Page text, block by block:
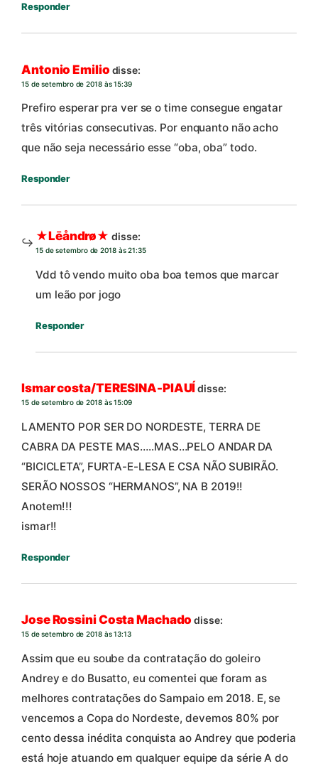
Responder
Antonio Emilio disse:
15 de setembro de 2018 às 15:39
Prefiro esperar pra ver se o time consegue engatar
três vitórias consecutivas. Por enquanto não acho
que não seja necessário esse “oba, oba” todo.
Responder
★Lēåndrø★ disse:
15 de setembro de 2018 às 21:35
Vdd tô vendo muito oba boa temos que marcar
um leão por jogo
Responder
Ismar costa/TERESINA-PIAUÍdisse:
15 de setembro de 2018 às 15:09
LAMENTO POR SER DO NORDESTE, TERRA DE
CABRA DA PESTE MAS…..MAS…PELO ANDAR DA
“BICICLETA”, FURTA-E-LESA E CSA NÃO SUBIRÃO.
SERÃO NOSSOS “HERMANOS”, NA B 2019!!
Anotem!!!
ismar!!
Responder
Jose Rossini Costa Machado disse:
15 de setembro de 2018 às 13:13
Assim que eu soube da contratação do goleiro
Andrey e do Busatto, eu comentei que foram as
melhores contratações do Sampaio em 2018. E, se
vencemos a Copa do Nordeste, devemos 80% por
cento dessa inédita conquista ao Andrey que poderia
está hoje atuando em qualquer equipe da série A do